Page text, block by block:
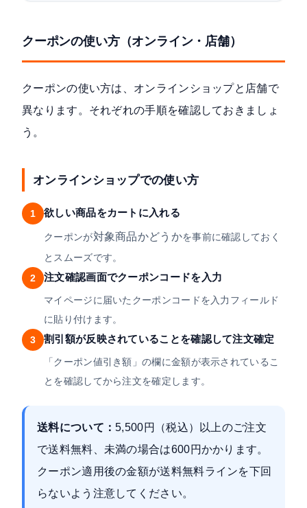
クーポンの使い方（オンライン・店舗）
クーポンの使い方は、オンラインショップと店舗で
異なります。それぞれの手順を確認しておきましょ
う。
オンラインショップでの使い方
1 欲しい商品をカートに入れる
クーポンが対象商品かどうかを事前に確認しておく
とスムーズです。
2
注文確認画面でクーポンコードを入力
マイページに届いたクーポンコードを入力フィールド
に貼り付けます。
3
割引額が反映されていることを確認して注文確定
「クーポン値引き額」の欄に金額が表示されているこ
とを確認してから注文を確定します。
送料について：5,500円（税込）以上のご注文
で送料無料、未満の場合は600円かかります。
クーポン適用後の金額が送料無料ラインを下回
らないよう注意してください。